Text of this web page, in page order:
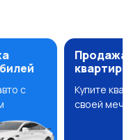
с
Продажа
квартир
Купите
своей